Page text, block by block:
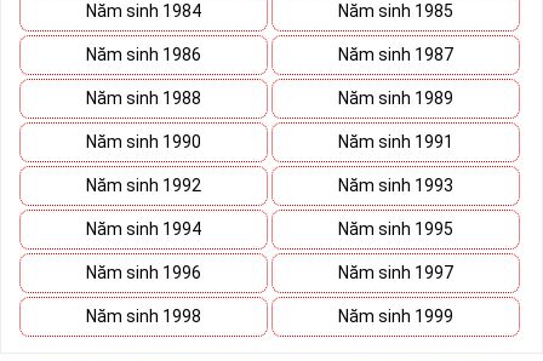
Chọn sim số đẹp cho người mệnh Mộc không phải cứ điểm
cao là bạn chọn mỗi con số đều mang cho mình 1 bản mệnh
tương ứng, chọn sim hợp sẽ đem lại vận may, hanh thông,
kích Tài đón Lộc, công danh thuận lợi cho chủ nhân
Năm sinh 1984 Năm sinh 1985
Năm sinh 1986 Năm sinh 1987
Năm sinh 1988 Năm sinh 1989
Năm sinh 1990 Năm sinh 1991
Năm sinh 1992 Năm sinh 1993
Năm sinh 1994 Năm sinh 1995
Năm sinh 1996 Năm sinh 1997
Năm sinh 1998 Năm sinh 1999